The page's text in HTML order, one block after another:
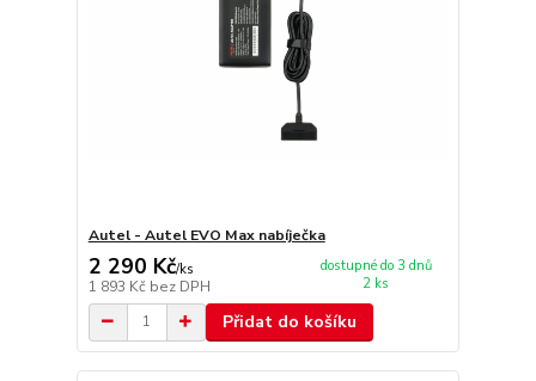
Autel - Autel EVO Max nabíječka
2 290 Kč/ks
1 893 Kč bez DPH
dostupné do 3 dnů
2 ks
Přidat do košíku